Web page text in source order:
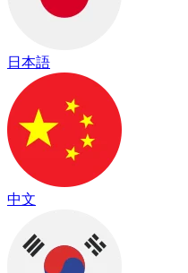
日本語
中文